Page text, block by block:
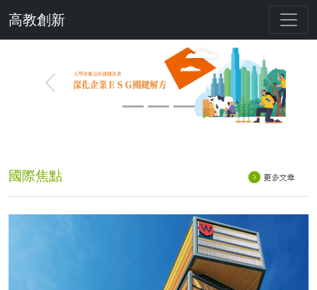
高教創新
Previous Next
國際焦點